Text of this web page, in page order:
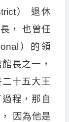
） 退休
， 也曾任
）的領
長之一，
十五大王
程，那自
因為他是